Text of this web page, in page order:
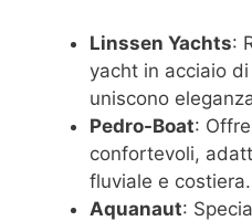
Linssen Yachts:
yacht in acciaio
uniscono
Pedro-Boat:
confortevoli,
fluviale e costiera.
Aquanaut: